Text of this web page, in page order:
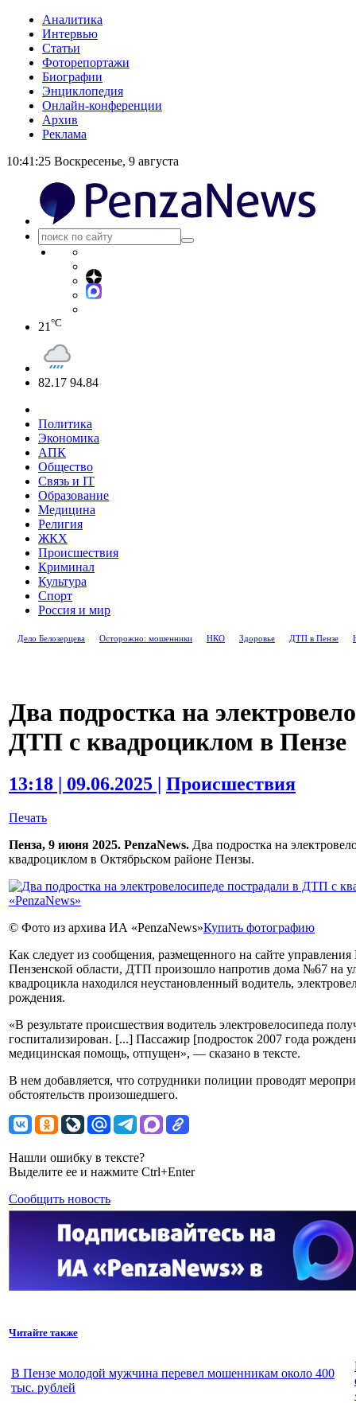
Аналитика
Интервью
Статьи
Фоторепортажи
Биографии
Энциклопедия
Онлайн-конференции
Архив
Реклама
10:41:25 Воскресенье, 9 августа
21 °C
82.17 94.84
Политика
Экономика
АПК
Общество
Связь и IT
Образование
Медицина
Религия
ЖКХ
Происшествия
Криминал
Культура
Спорт
Россия и мир
Дело Белозерцева Осторожно: мошенники НКО Здоровье ДТП в Пензе
Два подростка на
ДТП с квадроциклом в Пензе
13:18 | 09.06.2025 | Происшествия
Печать
Пенза, 9 июня 2025. PenzaNews. Два подростка на
квадроциклом в Октябрьском районе Пензы.
© Фото из архива ИА «PenzaNews»Купить фотографию
Как следует из сообщения, размещенного на сайте
Пензенской области, ДТП произошло напротив дома №67 на
квадроцикла находился неустановленный водитель,
рождения.
«В результате происшествия водитель электровелосипеда
госпитализирован. [...] Пассажир [подросток 2007 года
медицинская помощь, отпущен», — сказано в тексте.
В нем добавляется, что сотрудники полиции проводят
обстоятельств произошедшего.
Нашли ошибку в тексте?
Выделите ее и нажмите Ctrl+Enter
Сообщить новость
Читайте также
В Пензе молодой мужчина перевел мошенникам около 400
тыс. рублей